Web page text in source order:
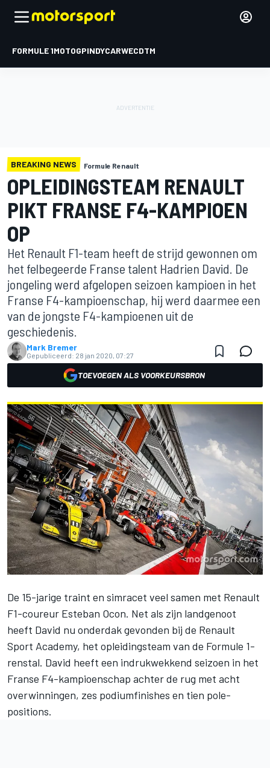
FORMULE 1MOTOGPINDYCARWECDTM
BREAKING NEWS Formule Renault
OPLEIDINGSTEAM RENAULT
PIKT FRANSE F4-KAMPIOEN
OP
Het Renault F1-team heeft de strijd gewonnen om
het felbegeerde Franse talent Hadrien David. De
jongeling werd afgelopen seizoen kampioen in het
Franse F4-kampioenschap, hij werd daarmee een
van de jongste F4-kampioenen uit de
geschiedenis.
Mark Bremer
Gepubliceerd: 28 jan 2020, 07:27
TOEVOEGEN ALS VOORKEURSBRON
De 15-jarige traint en simracet veel samen met Renault
F1-coureur Esteban Ocon. Net als zijn landgenoot
heeft David nu onderdak gevonden bij de Renault
Sport Academy, het opleidingsteam van de Formule 1-
renstal. David heeft een indrukwekkend seizoen in het
Franse F4-kampioenschap achter de rug met acht
overwinningen, zes podiumfinishes en tien pole-
positions.